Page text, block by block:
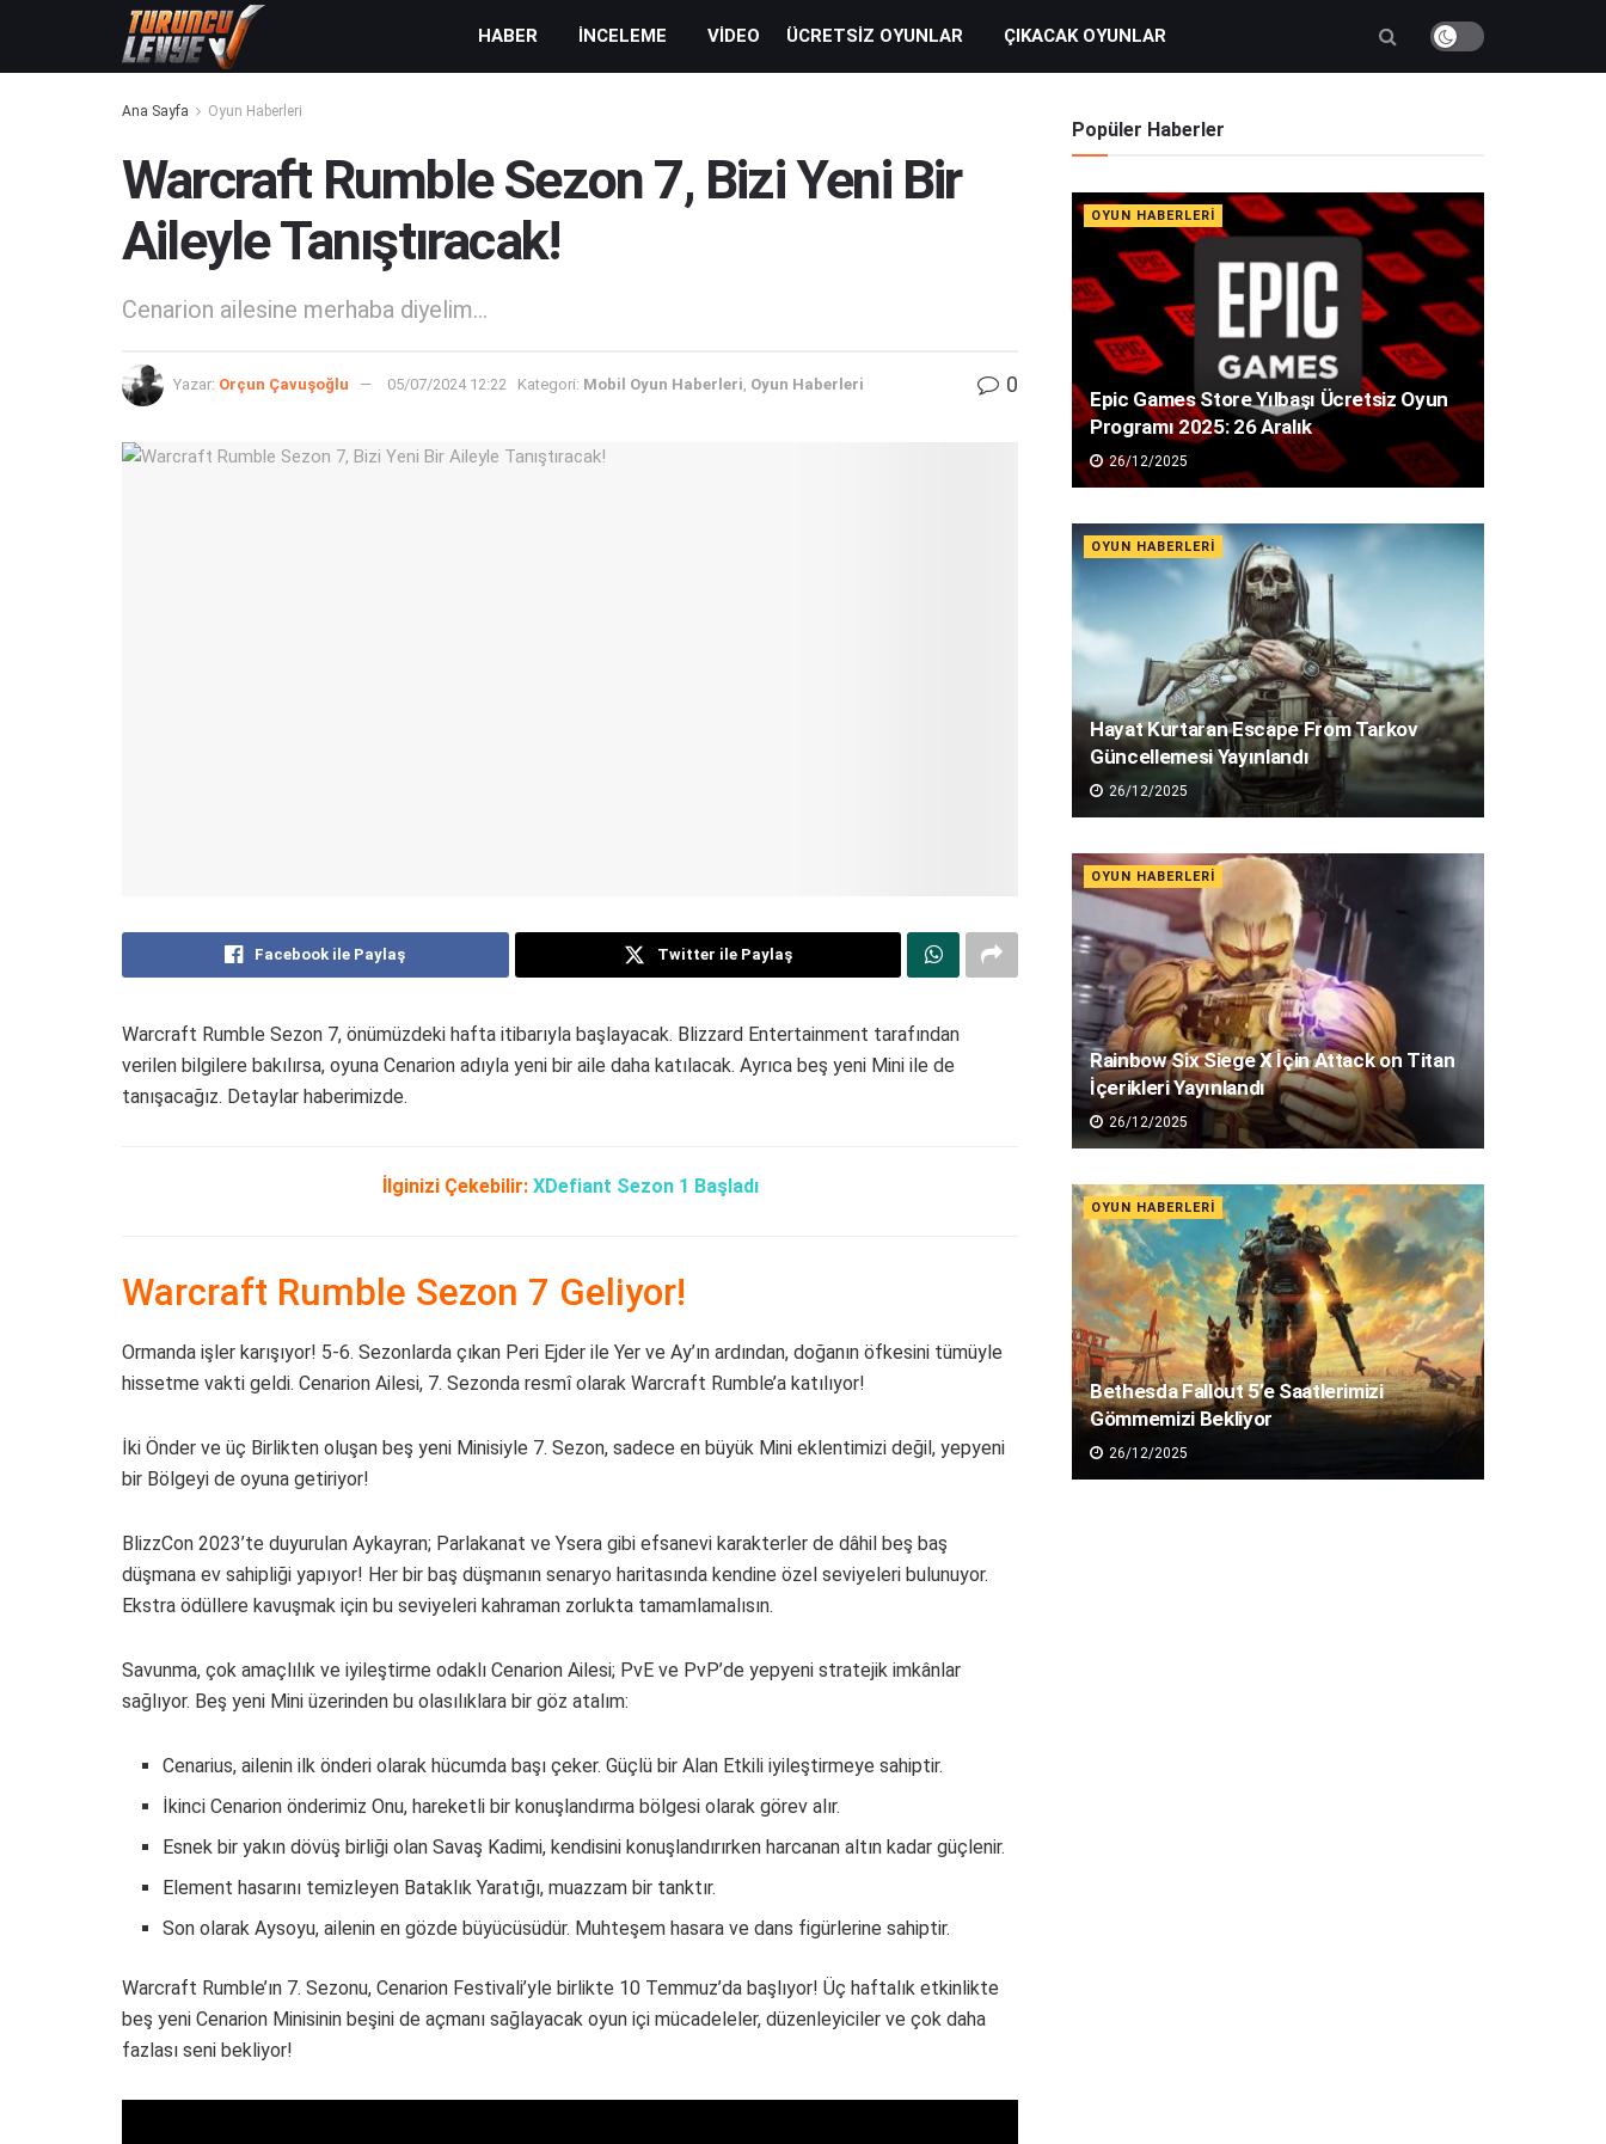
HABER İNCELEME VIDEO ÜCRETSIZ OYUNLAR ÇIKACAK OYUNLAR
Ana Sayfa Oyun Haberleri
Warcraft Rumble Sezon 7, Bizi Yeni Bir
Aileyle Tanıştıracak!
Cenarion ailesine merhaba diyelim...
Yazar: Orçun Çavuşoğlu 05/07/2024 12:22 Kategori: Mobil Oyun Haberleri Oyun Haberleri 0
Facebook ile Paylaş Twitter ile Paylaş
Warcraft Rumble Sezon 7, önümüzdeki hafta itibarıyla başlayacak. Blizzard Entertainment tarafından
verilen bilgilere bakılırsa, oyuna Cenarion adıyla yeni bir aile daha katılacak. Ayrıca beş yeni Mini ile de
tanışacağız. Detaylar haberimizde.
İlginizi Çekebilir: XDefiant Sezon 1 Başladı
Warcraft Rumble Sezon 7 Geliyor!
Ormanda işler karışıyor! 5-6. Sezonlarda çıkan Peri Ejder ile Yer ve Ay’ın ardından, doğanın öfkesini tümüyle
hissetme vakti geldi. Cenarion Ailesi, 7. Sezonda resmî olarak Warcraft Rumble’a katılıyor!
İki Önder ve üç Birlikten oluşan beş yeni Minisiyle 7. Sezon, sadece en büyük Mini eklentimizi değil, yepyeni
bir Bölgeyi de oyuna getiriyor!
BlizzCon 2023’te duyurulan Aykayran; Parlakanat ve Ysera gibi efsanevi karakterler de dâhil beş baş
düşmana ev sahipliği yapıyor! Her bir baş düşmanın senaryo haritasında kendine özel seviyeleri bulunuyor.
Ekstra ödüllere kavuşmak için bu seviyeleri kahraman zorlukta tamamlamalısın.
Savunma, çok amaçlılık ve iyileştirme odaklı Cenarion Ailesi; PvE ve PvP’de yepyeni stratejik imkânlar
sağlıyor. Beş yeni Mini üzerinden bu olasılıklara bir göz atalım:
Cenarius, ailenin ilk önderi olarak hücumda başı çeker. Güçlü bir Alan Etkili iyileştirmeye sahiptir.
İkinci Cenarion önderimiz Onu, hareketli bir konuşlandırma bölgesi olarak görev alır.
Esnek bir yakın dövüş birliği olan Savaş Kadimi, kendisini konuşlandırırken harcanan altın kadar güçlenir.
Element hasarını temizleyen Bataklık Yaratığı, muazzam bir tanktır.
Son olarak Aysoyu, ailenin en gözde büyücüsüdür. Muhteşem hasara ve dans figürlerine sahiptir.
Warcraft Rumble’ın 7. Sezonu, Cenarion Festivali’yle birlikte 10 Temmuz’da başlıyor! Üç haftalık etkinlikte
beş yeni Cenarion Minisinin beşini de açmanı sağlayacak oyun içi mücadeleler, düzenleyiciler ve çok daha
fazlası seni bekliyor!
Popüler Haberler
OYUN HABERLERI
Epic Games Store Yılbaşı Ücretsiz Oyun
Programı 2025: 26 Aralık
26/12/2025
OYUN HABERLERI
Hayat Kurtaran Escape From Tarkov
Güncellemesi Yayınlandı
26/12/2025
OYUN HABERLERI
Rainbow Six Siege X İçin Attack on Titan
İçerikleri Yayınlandı
26/12/2025
OYUN HABERLERI
Bethesda Fallout 5’e Saatlerimizi
Gömmemizi Bekliyor
26/12/2025